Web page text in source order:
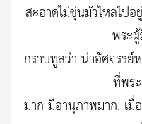
สะอาดไม่ขุ่นมัวไหลไป
พระ
กราบทูลว่า น่าอัศจรรย์
ที่พร
มาก มีอานุภาพมาก. เ